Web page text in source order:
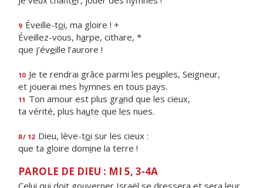
9 Éveille-toi, ma gloire ! +
Éveillez-vous, harpe, cithare, *
que j’éveille l’aurore !
10 Je te rendrai grâce parmi les peuples, Seigneur,
et jouerai mes hymnes en tous pays.
11 Ton amour est plus grand que les cieux,
ta vérité, plus haute que les nues.
R/ 12 Dieu, lève-toi sur les cieux :
que ta gloire domine la terre !
PAROLE DE DIEU : MI 5, 3-4A
Celui qui doit gouverner Israël se dressera et sera leur